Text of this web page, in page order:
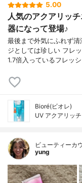
5.00
人気のアクアリッ
器になって登場♪
最後まで外気にふれず
ジとしては珍しい フレ
1.7倍入っているフレッ
Bioré(ビオレ)
UV アクアリッ
ビューティー
yung